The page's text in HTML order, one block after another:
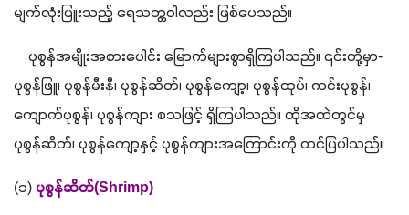
မျက်လုံးပြူးသည့် ရေသတ္တဝါလည်း ဖြစ်ပေသည်။
ပုစွန်အမျိုးအစားပေါင်း မြောက်များစွာရှိကြပါသည်။ ၎င်းတို့မှာ
ပုစွန်ဖြူ၊ ပုစွန်မီးနီ၊ ပုစွန်ဆိတ်၊ ပုစွန်ကျော့၊ ပုစွန်ထုပ်၊ ကင်းပုစွန်၊
ကျောက်ပုစွန်၊ ပုစွန်ကျား စသဖြင့် ရှိကြပါသည်။ ထိုအထဲတွင်မှ
ပုစွန်ဆိတ်၊ ပုစွန်ကျော့နှင့် ပုစွန်ကျားအကြောင်းကို တင်ပြပါသည်။
(၁) ပုစွန်ဆိတ်(Shrimp)